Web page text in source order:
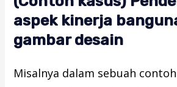
aspek kinerja
gambar desain
Misalnya dalam sebuah